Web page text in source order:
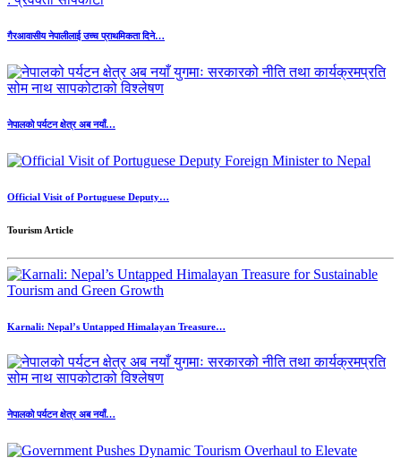
गैरआवासीय नेपालीलाई उच्च प्राथमिकता दिने…
नेपालको पर्यटन क्षेत्र अब नयाँ…
Official Visit of Portuguese Deputy…
Tourism Article
Karnali: Nepal’s Untapped Himalayan Treasure…
नेपालको पर्यटन क्षेत्र अब नयाँ…